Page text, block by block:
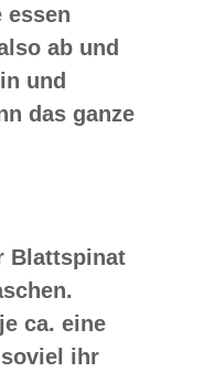
essen
ab und
und
das ganze
Blattspinat
ca. eine
ihr